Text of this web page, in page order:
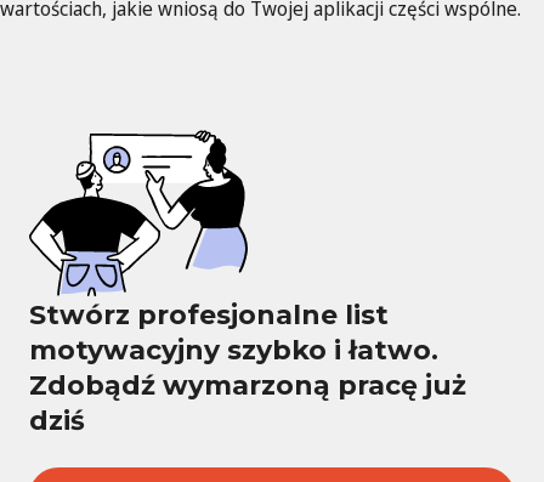
wartościach, jakie wniosą do Twojej aplikacji części wspólne.
Stwórz profesjonalne list
motywacyjny szybko i łatwo.
Zdobądź wymarzoną pracę już
dziś